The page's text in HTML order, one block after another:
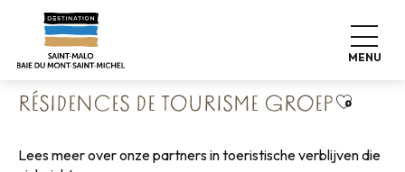
contenu
MENU
Home Groepen
Résidences de Tourisme groep
RÉSIDENCES DE TOURISME GROEPAjouter
Lees meer over onze partners in toeristische verblijven die